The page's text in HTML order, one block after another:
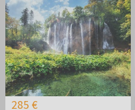
285 €